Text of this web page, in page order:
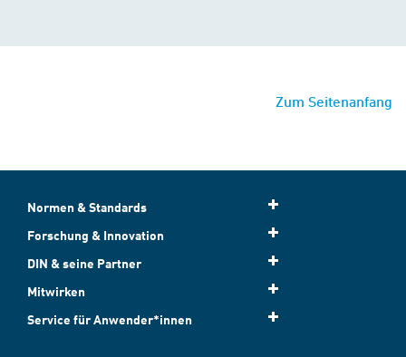
Zum Seitenanfang
Normen & Standards
Forschung & Innovation
DIN & seine Partner
Mitwirken
Service für Anwender*innen